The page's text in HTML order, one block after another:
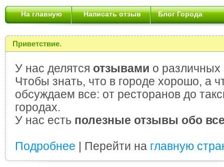
На главную Написать отзыв Блог Города
Приветствие.
У нас делятся отзывами о различных
Чтобы знать, что в городе хорошо, а
обсуждаем все: от ресторанов до
городах.
У нас есть полезные отзывы обо
Подробнее | Перейти на главную